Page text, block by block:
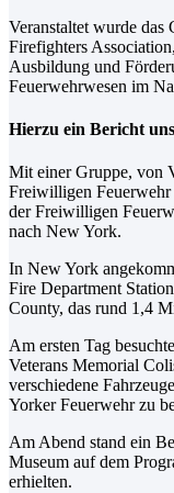
Veranstaltet wurde das
Firefighters
Ausbildung und
Feuerwehrwesen im
Hierzu ein Bericht
Mit einer Gruppe, von
Freiwilligen Feuerwehr
der Freiwilligen
nach New York.
In New York
Fire Department
County, das rund 1,4
Am ersten Tag
Veterans Memorial
verschiedene
Yorker Feuerwehr zu
Am Abend stand ein
Museum auf dem
erhielten.